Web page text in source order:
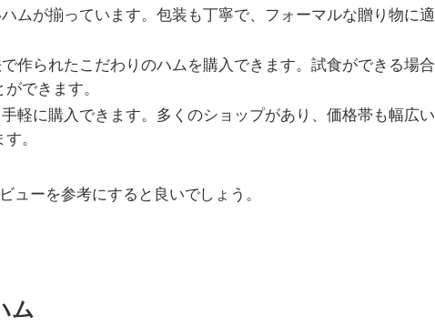
ムが揃っています。包装も丁寧で、フォーマルな贈り物に適
作られたこだわりのハムを購入できます。試食ができる場合
できます。
軽に購入できます。多くのショップがあり、価格帯も幅広い
。
ーを参考にすると良いでしょう。
ム